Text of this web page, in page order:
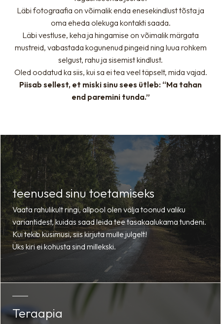
Läbi fotograafia on võimalik enda enesekindlust tõsta ja
oma eheda olekuga kontakti saada.
Läbi vestluse, keha ja hingamise on võimalik märgata
mustreid, vabastada kogunenud pingeid ning luua rohkem
selgust, rahu ja sisemist kindlust.
Oled oodatud ka siis, kui sa ei tea veel täpselt, mida vajad.
Piisab sellest, et miski sinu sees ütleb: “Ma tahan
end paremini tunda.”
teenused sinu toetamiseks
Vaata rahulikult ringi, allpool olen välja toonud valiku
variantidest, kuidas saad leida tee tasakaalukama tundeni.
Kui tekib küsimusi, siis kirjuta mulle julgelt!
Üks kiri ei kohusta sind millekski.
Teraapia